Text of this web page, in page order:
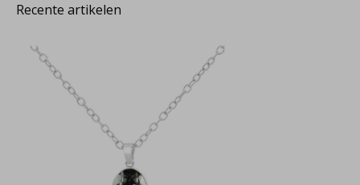
Recente artikelen